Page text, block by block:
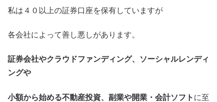
私は４０以上の証券口座を保有していますが
各会社によって善し悪しがあります。
証券会社やクラウドファンディング、ソーシャルレンディ
ングや
小額から始める不動産投資、副業や開業・会計ソフト に至